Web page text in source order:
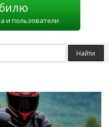
и пользователи